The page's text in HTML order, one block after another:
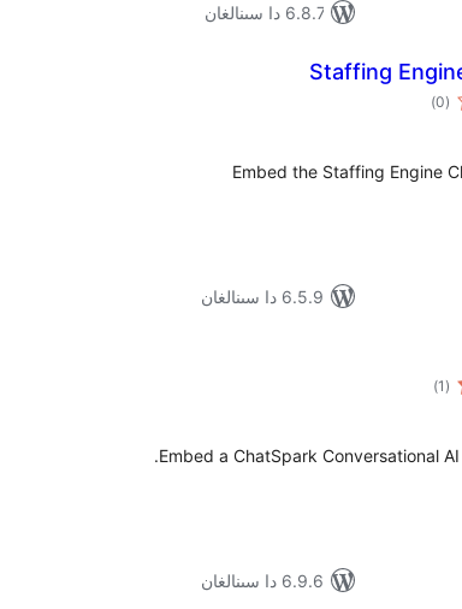
6.8.7 دا سىنالغان
Staffing
(0 ئومۇمىي
دەرىجە
)
Embed the Staffing Engine
6.5.9 دا سىنالغان
(1 ئومۇمىي
دەرىجە)
Embed a ChatSpark Conversational
6.9.6 دا سىنالغان